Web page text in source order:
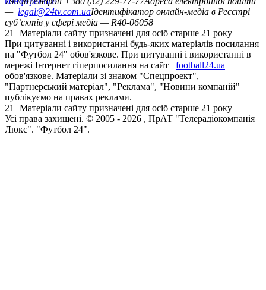
— legal@24tv.com.uaІдентифікатор онлайн-медіа в Реєстрі
суб’єктів у сфері медіа — R40-06058
21+Матеріали сайту призначені для осіб старше 21 року
При цитуванні і використанні будь-яких матеріалів посилання
на "Футбол 24" обов'язкове. При цитуванні і використанні в
мережі Інтернет гіперпосилання на сайт
football24.ua
обов'язкове. Матеріали зі знаком "Спецпроект",
"Партнерський матеріал", "Реклама", "Новини компаній"
публікуємо на правах реклами.
21+Матеріали сайту призначені для осіб старше 21 року
Усi права захищенi. © 2005 - 2026 , ПрАТ "Телерадіокомпанія
Люкс". "Футбол 24".